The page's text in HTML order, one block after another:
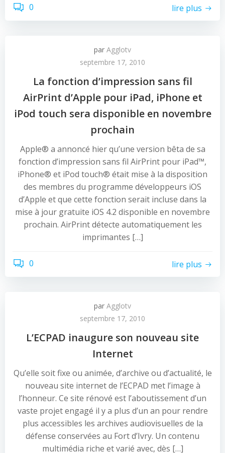
0 lire plus
par Agglotv
septembre 17, 2010
La fonction d’impression sans fil
AirPrint d’Apple pour iPad, iPhone et
iPod touch sera disponible en novembre
prochain
Apple® a annoncé hier qu’une version bêta de sa
fonction d’impression sans fil AirPrint pour iPad™,
iPhone® et iPod touch® était mise à la disposition
des membres du programme développeurs iOS
d’Apple et que cette fonction serait incluse dans la
mise à jour gratuite iOS 4.2 disponible en novembre
prochain. AirPrint détecte automatiquement les
imprimantes […]
0 lire plus
par Agglotv
septembre 17, 2010
L’ECPAD inaugure son nouveau site
Internet
Qu’elle soit fixe ou animée, d’archive ou d’actualité, le
nouveau site internet de l’ECPAD met l’image à
l’honneur. Ce site rénové est l’aboutissement d’un
vaste projet engagé il y a plus d’un an pour rendre
plus accessibles les archives audiovisuelles de la
défense conservées au Fort d’Ivry. Un contenu
multimédia riche et varié avec, dès […]